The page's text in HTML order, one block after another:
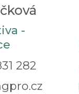
-
282